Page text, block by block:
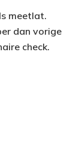
meetlat.
dan vorige
check.